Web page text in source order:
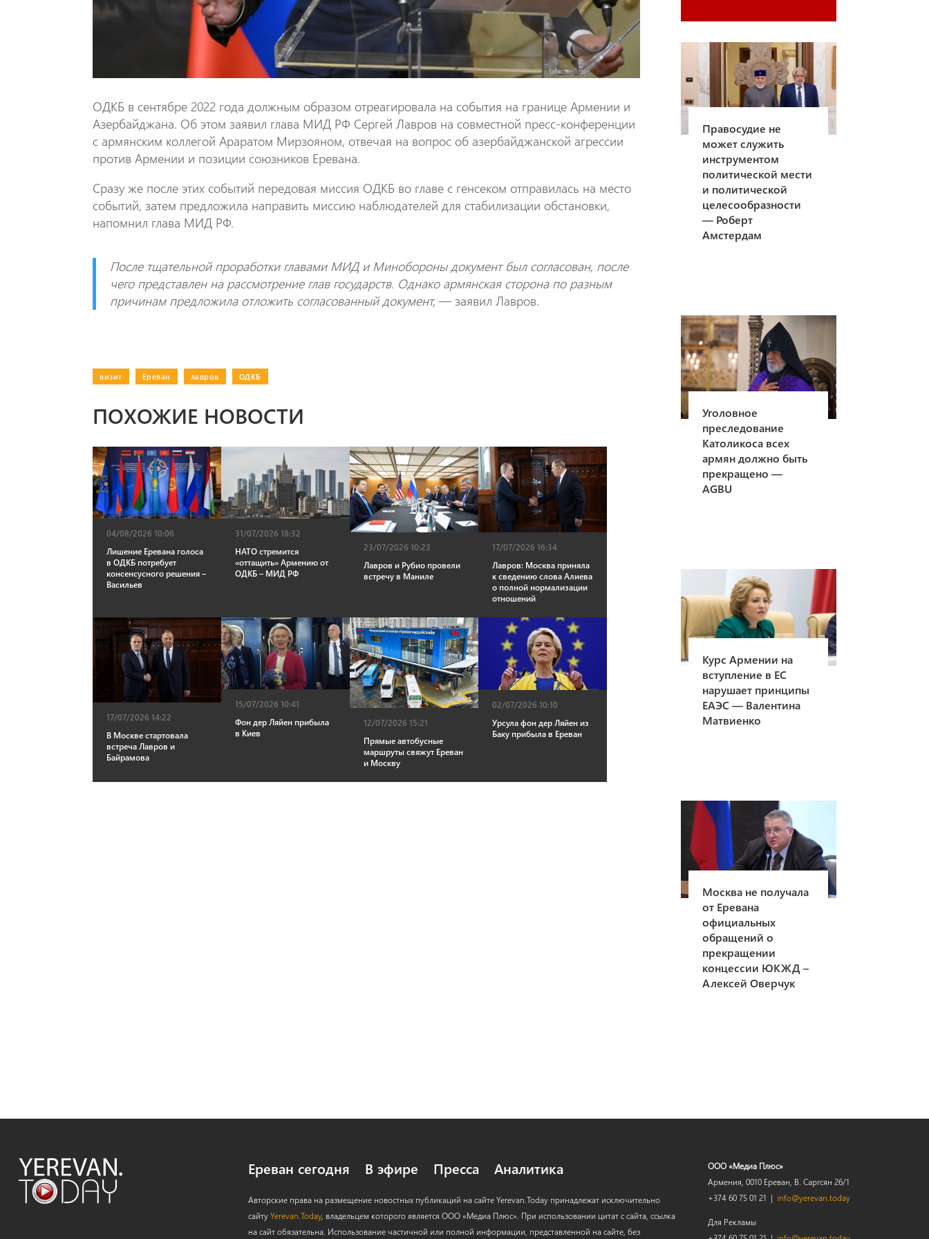
ОДКБ в сентябре 2022 года должным образом отреагировала на события на границе Армении и
Азербайджана. Об этом заявил глава МИД РФ Сергей Лавров на совместной пресс-конференции
с армянским коллегой Араратом Мирзояном, отвечая на вопрос об азербайджанской агрессии
против Армении и позиции союзников Еревана.
Сразу же после этих событий передовая миссия ОДКБ во главе с генсеком отправилась на место
событий, затем предложила направить миссию наблюдателей для стабилизации обстановки,
напомнил глава МИД РФ.
После тщательной проработки главами МИД и Минобороны документ был согласован, после
чего представлен на рассмотрение глав государств. Однако армянская сторона по разным
причинам предложила отложить согласованный документ, — заявил Лавров.
визит Ереван лавров ОДКБ
ПОХОЖИЕ НОВОСТИ
04/08/2026 10:06
Лишение Еревана голоса
в ОДКБ потребует
консенсусного решения –
Васильев
31/07/2026 18:32
НАТО стремится
«оттащить» Армению от
ОДКБ – МИД РФ
23/07/2026 10:23
Лавров и Рубио провели
встречу в Маниле
17/07/2026 16:34
Лавров: Москва приняла
к сведению слова Алиева
о полной нормализации
отношений
17/07/2026 14:22
В Москве стартовала
встреча Лавров и
Байрамова
15/07/2026 10:41
Фон дер Ляйен прибыла
в Киев
12/07/2026 15:21
Прямые автобусные
маршруты свяжут Ереван
и Москву
02/07/2026 10:10
Урсула фон дер Ляйен из
Баку прибыла в Ереван
Правосудие не
может служить
инструментом
политической мести
и политической
целесообразности
— Роберт
Амстердам
Уголовное
преследование
Католикоса всех
армян должно быть
прекращено —
AGBU
Курс Армении на
вступление в ЕС
нарушает принципы
ЕАЭС — Валентина
Матвиенко
Москва не получала
от Еревана
официальных
обращений о
прекращении
концессии ЮКЖД –
Алексей Оверчук
Ереван сегодня В эфире Пресса Аналитика
Авторские права на размещение новостных публикаций на сайте Yerevan.Today принадлежат исключительно
сайтуYerevan.Today, владельцем которого является ООО «Медиа Плюс». При использовании цитат с сайта, ссылка
на сайт обязательна. Использование частичной или полной информации, представленной на сайте, без
ООО «Медиа Плюс»
Армения, 0010 Ереван, В. Саргсян 26/1
+374 60 75 01 21 | info@yerevan.today
Для Рекламы